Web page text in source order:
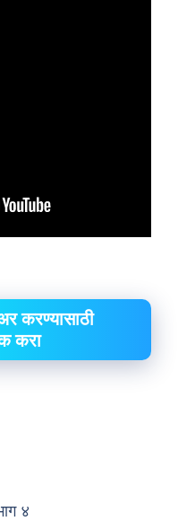
करण्यासाठी
करा
४